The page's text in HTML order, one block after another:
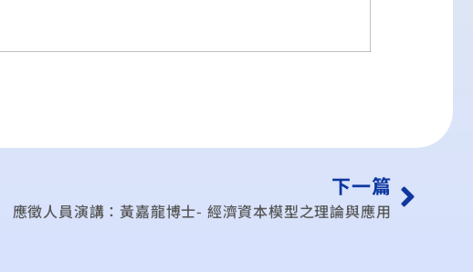
下一篇
應徵人員演講：黃嘉龍博士- 經濟資本模型之理論與應用